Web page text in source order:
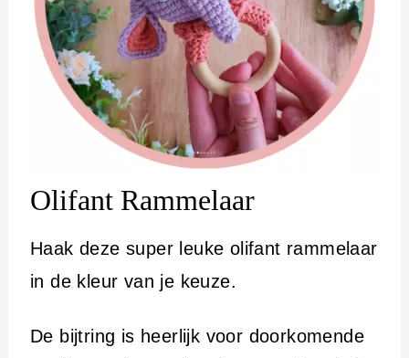
Olifant Rammelaar
Haak deze super leuke olifant rammelaar
in de kleur van je keuze.
De bijtring is heerlijk voor doorkomende